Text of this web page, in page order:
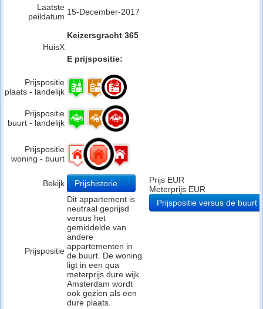
Laatste
peildatum 15-December-2017
HuisX
Keizersgracht 365
E prijspositie:
Prijspositie
plaats - landelijk
Prijspositie
buurt - landelijk
Prijspositie
woning - buurt
Bekijk Prijshistorie
Prijspositie
Dit appartement is
neutraal geprijsd
versus het
gemiddelde van
andere
appartementen in
de buurt. De woning
ligt in een qua
meterprijs dure wijk.
Amsterdam wordt
ook gezien als een
dure plaats.
Prijs EUR
Meterprijs EUR
Prijspositie versus de buurt